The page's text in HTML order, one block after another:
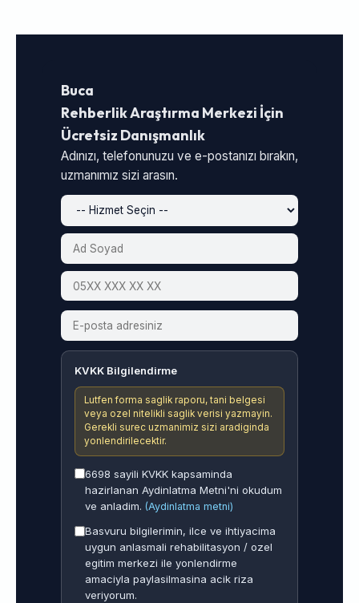
Buca
Rehberlik Araştırma Merkezi İçin
Ücretsiz Danışmanlık
Adınızı, telefonunuzu ve e-postanızı bırakın,
uzmanımız sizi arasın.
KVKK Bilgilendirme
Lutfen forma saglik raporu, tani belgesi
veya ozel nitelikli saglik verisi yazmayin.
Gerekli surec uzmanimiz sizi aradiginda
yonlendirilecektir.
6698 sayili KVKK kapsaminda
hazirlanan Aydinlatma Metni'ni okudum
ve anladim. (Aydinlatma metni)
Basvuru bilgilerimin, ilce ve ihtiyacima
uygun anlasmali rehabilitasyon / ozel
egitim merkezi ile yonlendirme
amaciyla paylasilmasina acik riza
veriyorum.